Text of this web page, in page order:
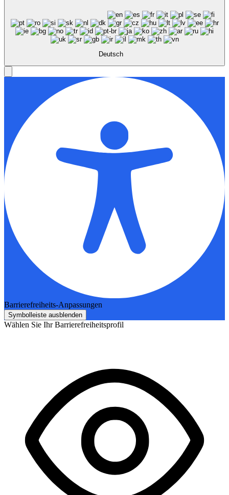
Deutsch
Barrierefreiheits-Anpassungen
Symbolleiste ausblenden
Wählen Sie Ihr Barrierefreiheitsprofil